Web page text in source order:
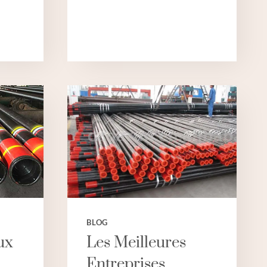
CHINE
6
POUCES
BLOG
Les Meilleures